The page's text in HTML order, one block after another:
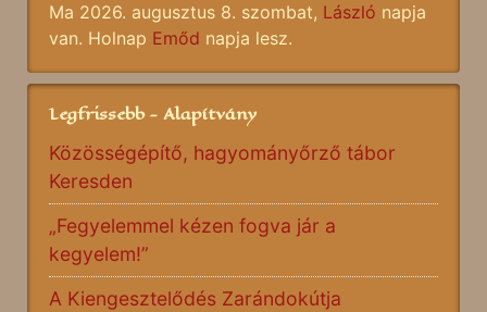
Ma 2026. augusztus 8. szombat, László napja
van. Holnap Emőd napja lesz.
Legfrissebb - Alapítvány
Közösségépítő, hagyományőrző tábor
Keresden
„Fegyelemmel kézen fogva jár a
kegyelem!”
A Kiengesztelődés Zarándokútja